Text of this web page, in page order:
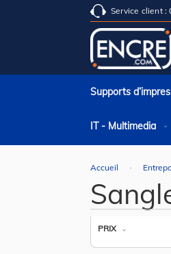
Service client :
Supports
IT - Multimedia
Accueil
PRIX